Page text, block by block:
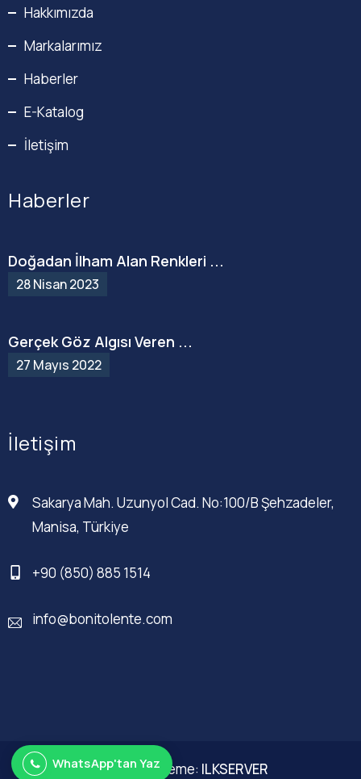
Hakkımızda
Markalarımız
Haberler
E-Katalog
İletişim
Haberler
Doğadan İlham Alan Renkleri ...
28 Nisan 2023
Gerçek Göz Algısı Veren ...
27 Mayıs 2022
İletişim
Sakarya Mah. Uzunyol Cad. No:100/B Şehzadeler,
Manisa, Türkiye
+90 (850) 885 1514
info@bonitolente.com
Web Düzenleme: ILKSERVER
WhatsApp'tan Yaz